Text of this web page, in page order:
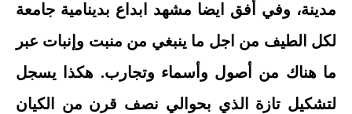
مدينة، وفي أفق ايضا مشهد ابداع بدينامية جامعة
لكل الطيف من اجل ما ينبغي من منبت وإنبات عبر
ما هناك من أصول وأسماء وتجارب. هكذا يسجل
لتشكيل تازة الذي بحوالي نصف قرن من الكيان